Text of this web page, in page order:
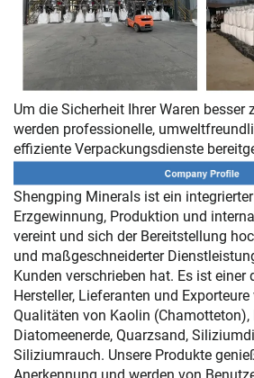
Um die Sicherheit Ihrer Waren besser
werden professionelle,
effiziente Verpackungsdienste
Shengping Minerals ist ein
Erzgewinnung, Produktion und
vereint und sich der Bereitstellung
und maßgeschneiderter
Kunden verschrieben hat. Es ist einer
Hersteller, Lieferanten und
Qualitäten von Kaolin (Chamotteton),
Diatomeenerde, Quarzsand,
Siliziumrauch. Unsere Produkte